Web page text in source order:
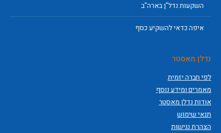
השקעות נדל"ן בארה"ב
איפה כדאי להשקיע כסף
נדלן מאסטר
לפי חברה יזמית
מאמרים ומידע נוסף
אודות נדלן מאסטר
תנאי שימוש
הצהרת נגישות